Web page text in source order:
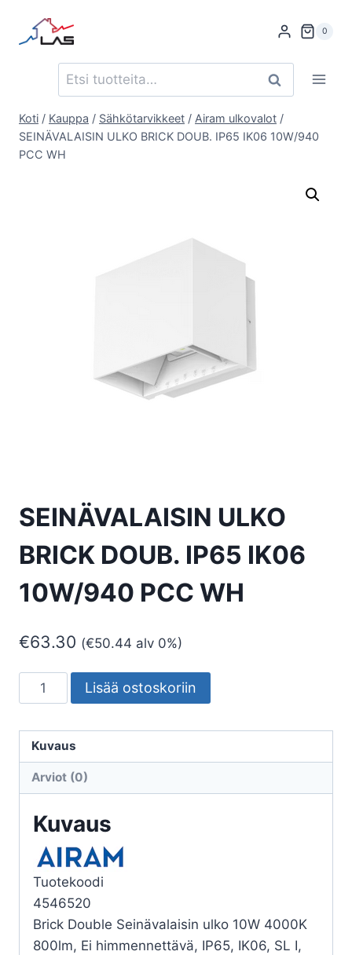
sisältöön
0
Etsi: Haku
Koti / Kauppa / Sähkötarvikkeet / Airam ulkovalot /
SEINÄVALAISIN ULKO BRICK DOUB. IP65 IK06 10W/940
PCC WH
SEINÄVALAISIN ULKO
BRICK DOUB. IP65 IK06
10W/940 PCC WH
€63.30 (€50.44 alv 0%)
SEINÄVALAISIN
ULKO
DOUB.
IP65
PCC
määrä
Lisää ostoskoriin
Kuvaus
Arviot (0)
Kuvaus
Tuotekoodi
4546520
Brick Double Seinävalaisin ulko 10W 4000K
800lm, Ei himmennettävä, IP65, IK06, SL I,